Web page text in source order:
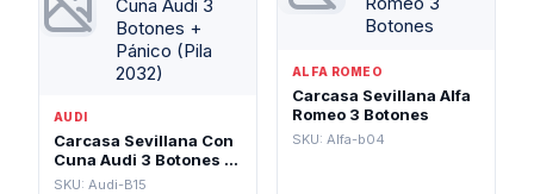
AUDI
Carcasa Sevillana Con
Cuna Audi 3 Botones +
Pánico (Pila 2032)
SKU: Audi-B15
ALFA ROMEO
Carcasa Sevillana Alfa
Romeo 3 Botones
SKU: Alfa-b04